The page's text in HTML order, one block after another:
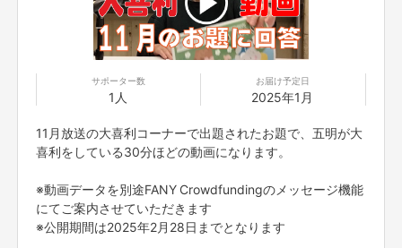
サポーター数
1人
お届け予定日
2025年1月
11月放送の大喜利コーナーで出題されたお題で、五明が大
喜利をしている30分ほどの動画になります。
※動画データを別途FANY Crowdfundingのメッセージ機能
にてご案内させていただきます
※公開期間は2025年2月28日までとなります